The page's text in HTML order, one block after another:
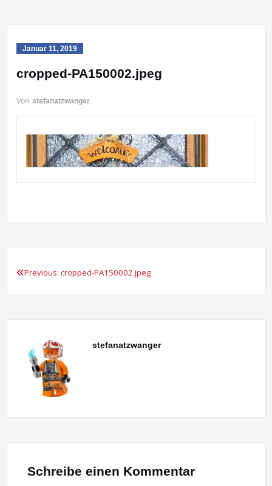
Januar 11, 2019
cropped-PA150002.jpeg
Von stefanatzwanger
Beitragsnavigation
Previous: cropped-PA150002.jpeg
stefanatzwanger
Schreibe einen Kommentar